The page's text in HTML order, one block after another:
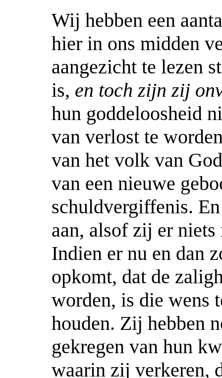
Wij hebben een
hier in ons midden
aangezicht te lezen
is, en toch zijn zij
hun goddeloosheid
van verlost te
van het volk van
van een nieuwe
schuldvergiffenis.
aan, alsof zij er niets
Indien er nu en dan
opkomt, dat de
worden, is die wens
houden. Zij hebben
gekregen van hun
waarin zij verkeren,